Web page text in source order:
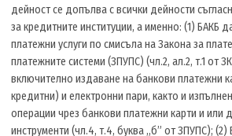
дейност се допълва с всички дейности
за кредитните институции, а именно: (1) БАКБ
платежни услуги по смисъла на Закона за
платежните системи (ЗПУПС) (чл.2, ал.2, т.1 от
включително издаване на банкови платежни
кредитни) и електронни пари, както и
операции чрез банкови платежни карти и или
инструменти (чл.4, т.4, буква „б” от ЗПУПС);